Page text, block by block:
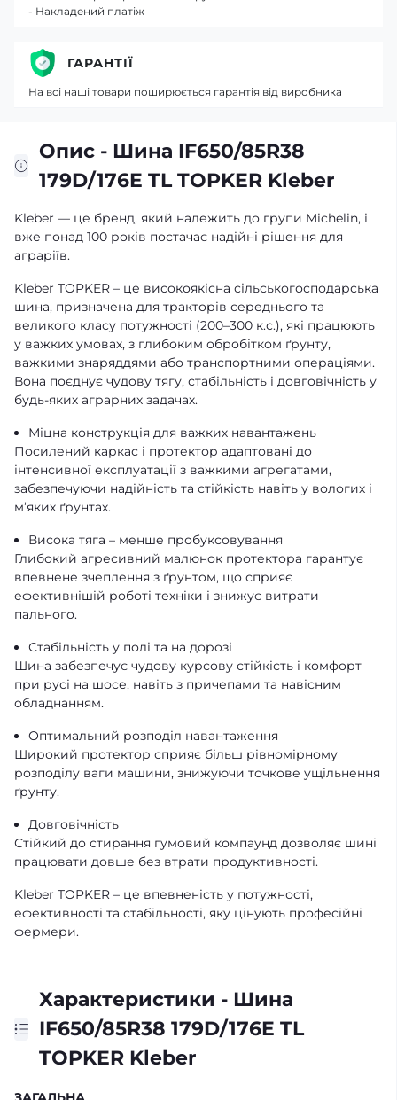
Опис - Шина IF650/85R38
179D/176E TL TOPKER Kleber
Kleber — це бренд, який належить до групи Michelin, і
вже понад 100 років постачає надійні рішення для
аграріїв.
Kleber TOPKER – це високоякісна сільськогосподарська
шина, призначена для тракторів середнього та
великого класу потужності (200–300 к.с.), які працюють
у важких умовах, з глибоким обробітком ґрунту,
важкими знаряддями або транспортними операціями.
Вона поєднує чудову тягу, стабільність і довговічність у
будь-яких аграрних задачах.
Міцна конструкція для важких навантажень
Посилений каркас і протектор адаптовані до
інтенсивної експлуатації з важкими агрегатами,
забезпечуючи надійність та стійкість навіть у вологих і
м’яких ґрунтах.
Висока тяга – менше пробуксовування
Глибокий агресивний малюнок протектора гарантує
впевнене зчеплення з ґрунтом, що сприяє
ефективнішій роботі техніки і знижує витрати
пального.
Стабільність у полі та на дорозі
Шина забезпечує чудову курсову стійкість і комфорт
при русі на шосе, навіть з причепами та навісним
обладнанням.
Оптимальний розподіл навантаження
Широкий протектор сприяє більш рівномірному
розподілу ваги машини, знижуючи точкове ущільнення
ґрунту.
Довговічність
Стійкий до стирання гумовий компаунд дозволяє шині
працювати довше без втрати продуктивності.
Kleber TOPKER – це впевненість у потужності,
ефективності та стабільності, яку цінують професійні
фермери.
Характеристики - Шина
IF650/85R38 179D/176E TL
TOPKER Kleber
- Накладений платіж
ГАРАНТІЇ
На всі наші товари поширюється гарантія від виробника